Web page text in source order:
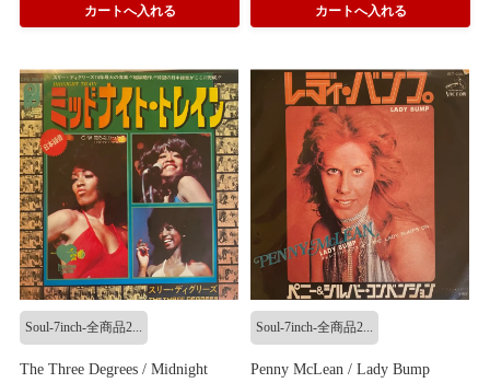
Soul-7inch-全商品2...
The Three Degrees / Midnight
Soul-7inch-全商品2...
Penny McLean / Lady Bump